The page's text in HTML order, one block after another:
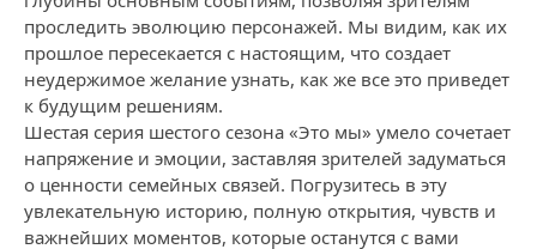
проследить эволюцию персонажей. Мы видим, как их
прошлое пересекается с настоящим, что создает
неудержимое желание узнать, как же все это приведет
к будущим решениям.
Шестая серия шестого сезона «Это мы» умело сочетает
напряжение и эмоции, заставляя зрителей задуматься
о ценности семейных связей. Погрузитесь в эту
увлекательную историю, полную открытия, чувств и
важнейших моментов, которые останутся с вами